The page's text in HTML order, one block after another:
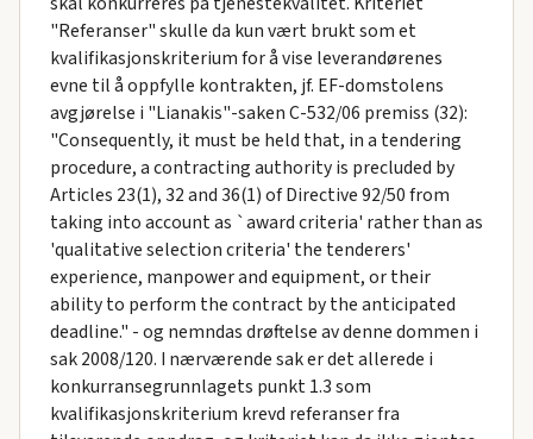
"Referanser" skulle da kun vært brukt som et
kvalifikasjonskriterium for å vise leverandørenes
evne til å oppfylle kontrakten, jf. EF-domstolens
avgjørelse i "Lianakis"-saken C-532/06 premiss (32):
"Consequently, it must be held that, in a tendering
procedure, a contracting authority is precluded by
Articles 23(1), 32 and 36(1) of Directive 92/50 from
taking into account as `award criteria' rather than as
'qualitative selection criteria' the tenderers'
experience, manpower and equipment, or their
ability to perform the contract by the anticipated
deadline." - og nemndas drøftelse av denne dommen i
sak 2008/120. I nærværende sak er det allerede i
konkurransegrunnlagets punkt 1.3 som
kvalifikasjonskriterium krevd referanser fra